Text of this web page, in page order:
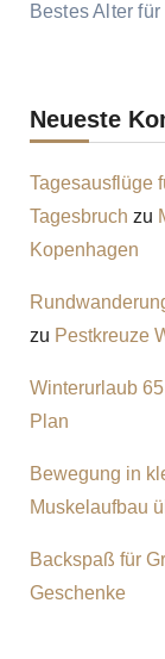
Bestes Alter für
Neueste
Tagesausflüge
Tagesbruch zu
Kopenhagen
zu Pestkreuze
Winterurlaub
Plan
Bewegung in
Muskelaufbau
Backspaß für
Geschenke